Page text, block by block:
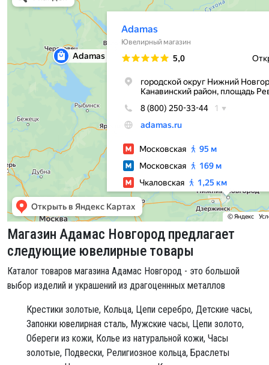
Магазин Адамас Новгород предлагает
следующие ювелирные товары
Каталог товаров магазина Адамас Новгород - это большой
выбор изделий и украшений из драгоценнных металлов
Крестики золотые, Кольца, Цепи серебро, Детские часы,
Запонки ювелирная сталь, Мужские часы, Цепи золото,
Обереги из кожи, Колье из натуральной кожи, Часы
золотые, Подвески, Религиозное кольца, Браслеты